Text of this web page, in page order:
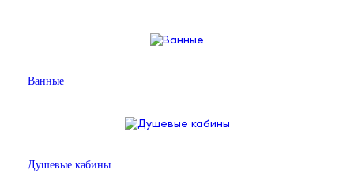
Ванные
Душевые кабины